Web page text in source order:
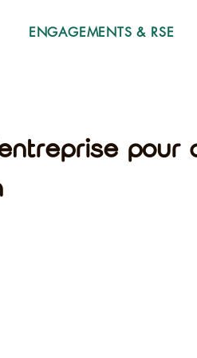
ENGAGEMENTS & RSE
pour